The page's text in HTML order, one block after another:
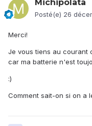
Michipolata
Posté(e) 26
Merci!
Je vous tiens au courant
car ma batterie n'est
:)
Comment sait-on si on a